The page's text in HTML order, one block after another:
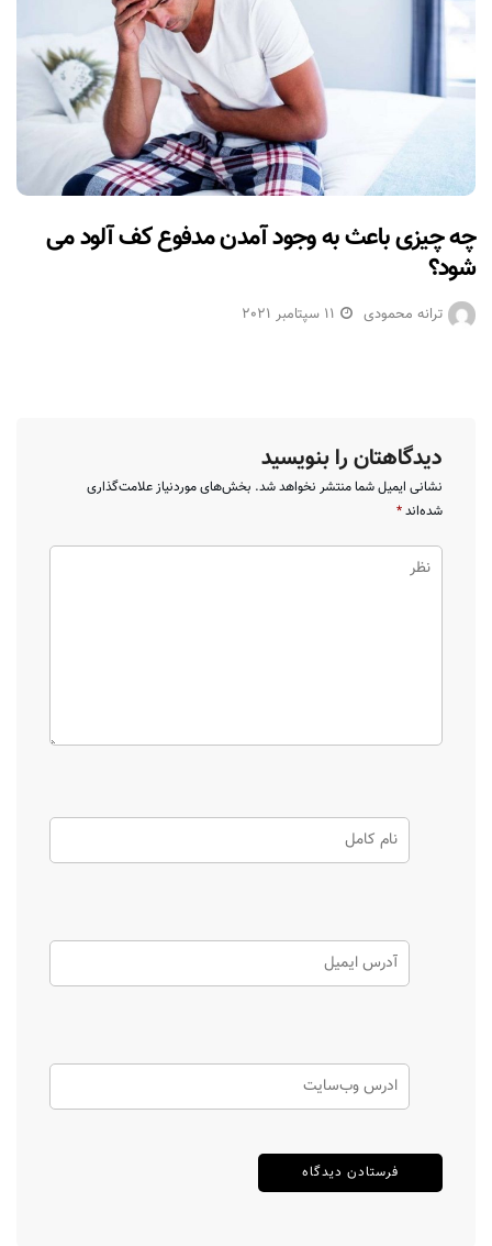
چه چیزی باعث به وجود آمدن مدفوع کف آلود می
شود؟
ترانه محمودی 11 سپتامبر 2021
دیدگاهتان را بنویسید
نشانی ایمیل شما منتشر نخواهد شد. بخش‌های موردنیاز علامت‌گذاری
شده‌اند*